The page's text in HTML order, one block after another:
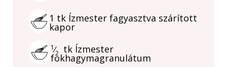
1 tk Ízmester fagyasztva szárított
kapor
1⁄2 tkÍzmester
fokhagymagranulátum